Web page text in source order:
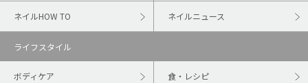
ネイルHOW TO ネイルニュース
ライフスタイル
ボディケア 食・レシピ